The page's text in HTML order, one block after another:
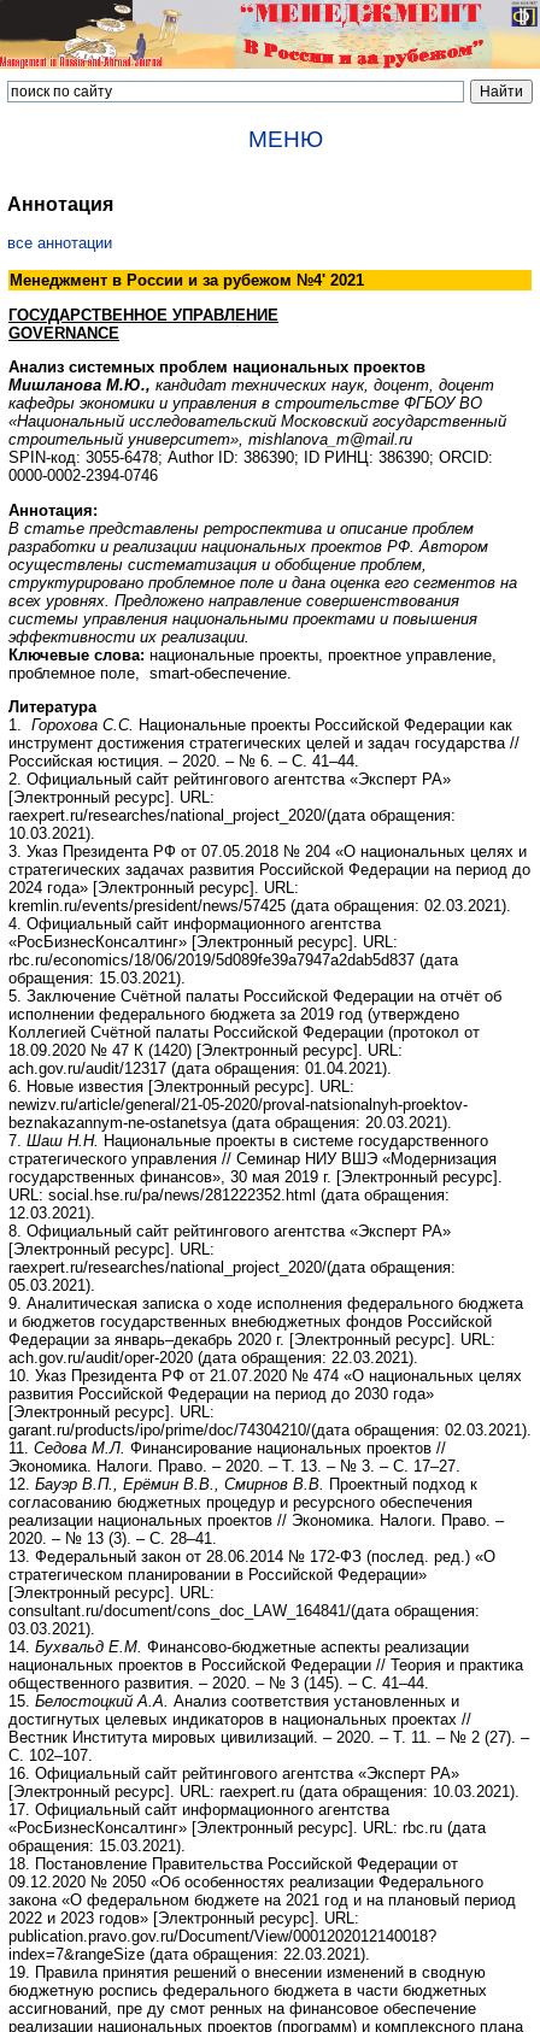
МЕНЮ
Аннотация
все аннотации
Менеджмент в России и за рубежом №4' 2021
ГОСУДАРСТВЕННОЕ УПРАВЛЕНИЕ
GOVERNANCE
Анализ системных проблем национальных проектов
Мишланова М.Ю., кандидат технических наук, доцент, доцент
кафедры экономики и управления в строительстве ФГБОУ ВО
«Национальный исследовательский Московский государственный
строительный университет», mishlanova_m@mail.ru
SPIN-код: 3055-6478; Author ID: 386390; ID РИНЦ: 386390; ORCID:
0000-0002-2394-0746
Аннотация:
В статье представлены ретроспектива и описание проблем
разработки и реализации национальных проектов РФ. Автором
осуществлены систематизация и обобщение проблем,
структурировано проблемное поле и дана оценка его сегментов на
всех уровнях. Предложено направление совершенствования
системы управления национальными проектами и повышения
эффективности их реализации.
Ключевые слова: национальные проекты, проектное управление,
проблемное поле, smart-обеспечение.
Литература
1. Горохова С.С. Национальные проекты Российской Федерации как
инструмент достижения стратегических целей и задач государства //
Российская юстиция. – 2020. – № 6. – С. 41–44.
2. Официальный сайт рейтингового агентства «Эксперт РА»
[Электронный ресурс]. URL:
raexpert.ru/researches/national_project_2020/(дата обращения:
10.03.2021).
3. Указ Президента РФ от 07.05.2018 № 204 «О национальных целях и
стратегических задачах развития Российской Федерации на период до
2024 года» [Электронный ресурс]. URL:
kremlin.ru/events/president/news/57425 (дата обращения: 02.03.2021).
4. Официальный сайт информационного агентства
«РосБизнесКонсалтинг» [Электронный ресурс]. URL:
rbc.ru/economics/18/06/2019/5d089fe39a7947a2dab5d837 (дата
обращения: 15.03.2021).
5. Заключение Счётной палаты Российской Федерации на отчёт об
исполнении федерального бюджета за 2019 год (утверждено
Коллегией Счётной палаты Российской Федерации (протокол от
18.09.2020 № 47 К (1420) [Электронный ресурс]. URL:
ach.gov.ru/audit/12317 (дата обращения: 01.04.2021).
6. Новые известия [Электронный ресурс]. URL:
newizv.ru/article/general/21-05-2020/proval-natsionalnyh-proektov-
beznakazannym-ne-ostanetsya (дата обращения: 20.03.2021).
7. Шаш Н.Н. Национальные проекты в системе государственного
стратегического управления // Семинар НИУ ВШЭ «Модернизация
государственных финансов», 30 мая 2019 г. [Электронный ресурс].
URL: social.hse.ru/pa/news/281222352.html (дата обращения:
12.03.2021).
8. Официальный сайт рейтингового агентства «Эксперт РА»
[Электронный ресурс]. URL:
raexpert.ru/researches/national_project_2020/(дата обращения:
05.03.2021).
9. Аналитическая записка о ходе исполнения федерального бюджета
и бюджетов государственных внебюджетных фондов Российской
Федерации за январь–декабрь 2020 г. [Электронный ресурс]. URL:
ach.gov.ru/audit/oper-2020 (дата обращения: 22.03.2021).
10. Указ Президента РФ от 21.07.2020 № 474 «О национальных целях
развития Российской Федерации на период до 2030 года»
[Электронный ресурс]. URL:
garant.ru/products/ipo/prime/doc/74304210/(дата обращения: 02.03.2021).
11. Седова М.Л. Финансирование национальных проектов //
Экономика. Налоги. Право. – 2020. – Т. 13. – № 3. – С. 17–27.
12. Бауэр В.П., Ерёмин В.В., Смирнов В.В.
Проектный подход к
согласованию бюджетных процедур и ресурсного обеспечения
реализации национальных проектов // Экономика. Налоги. Право. –
2020. – № 13 (3). – С. 28–41.
13. Федеральный закон от 28.06.2014 № 172-ФЗ (послед. ред.) «О
стратегическом планировании в Российской Федерации»
[Электронный ресурс]. URL:
consultant.ru/document/cons_doc_LAW_164841/(дата обращения:
03.03.2021).
14. Бухвальд Е.М. Финансово-бюджетные аспекты реализации
национальных проектов в Российской Федерации // Теория и практика
общественного развития. – 2020. – № 3 (145). – С. 41–44.
15. Белостоцкий А.А. Анализ соответствия установленных и
достигнутых целевых индикаторов в национальных проектах //
Вестник Института мировых цивилизаций. – 2020. – Т. 11. – № 2 (27). –
С. 102–107.
16. Официальный сайт рейтингового агентства «Эксперт РА»
[Электронный ресурс]. URL: raexpert.ru (дата обращения: 10.03.2021).
17. Официальный сайт информационного агентства
«РосБизнесКонсалтинг» [Электронный ресурс]. URL: rbc.ru (дата
обращения: 15.03.2021).
18. Постановление Правительства Российской Федерации от
09.12.2020 № 2050 «Об особенностях реализации Федерального
закона «О федеральном бюджете на 2021 год и на плановый период
2022 и 2023 годов» [Электронный ресурс]. URL:
publication.pravo.gov.ru/Document/View/0001202012140018?
index=7&rangeSize (дата обращения: 22.03.2021).
19. Правила принятия решений о внесении изменений в сводную
бюджетную роспись федерального бюджета в части бюджетных
ассигнований, пре ду смот ренных на финансовое обеспечение
реализации национальных проектов (программ) и комплексного плана